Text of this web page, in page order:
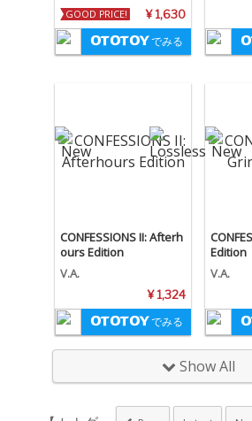
¥ 1,630
GOOD PRICE!
でみる
CONFESSIONS II: Afterh
ours Edition
V.A.
¥ 1,324
でみる
Edition
V.A.
Show All